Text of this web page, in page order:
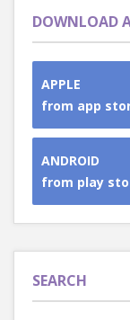
DOWNLOAD
APPLE
from app
ANDROID
from play
SEARCH